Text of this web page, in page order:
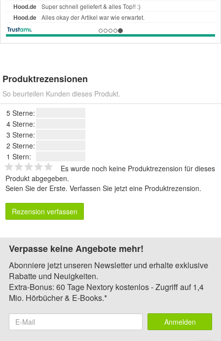
Produktrezensionen
So beurteilen Kunden dieses Produkt.
5 Sterne:
4 Sterne:
3 Sterne:
2 Sterne:
1 Stern:
Es wurde noch keine Produktrezension für dieses
Produkt abgegeben.
Seien Sie der Erste. Verfassen Sie jetzt eine Produktrezension.
Rezension verfassen
Verpasse keine Angebote mehr!
Abonniere jetzt unseren Newsletter und erhalte exklusive
Rabatte und Neuigkeiten.
Extra-Bonus: 60 Tage Nextory kostenlos - Zugriff auf 1,4
Mio. Hörbücher & E-Books.*
Anmelden